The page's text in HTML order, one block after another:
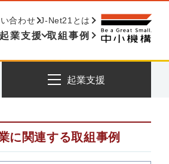
起業支援 取組事例
合わせ J-Net21とは
起業支援
に関連する取組事例